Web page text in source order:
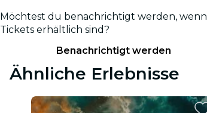
Möchtest du benachrichtigt werden, wenn
Tickets erhältlich sind?
Benachrichtigt werden
Ähnliche Erlebnisse